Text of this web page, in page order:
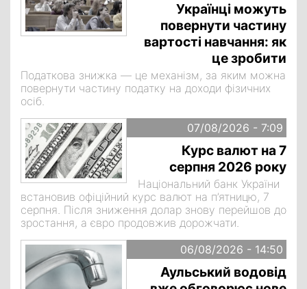
Українці можуть
повернути частину
вартості навчання: як
це зробити
Податкова знижка — це механізм, за яким можна
повернути частину податку на доходи фізичних
осіб.
07/08/2026 - 7:09
Курс валют на 7
серпня 2026 року
Національний банк України
встановив офіційний курс валют на п’ятницю, 7
серпня. Після зниження долар знову перейшов до
зростання, а євро продовжив дорожчати.
06/08/2026 - 14:50
Аульський водовід